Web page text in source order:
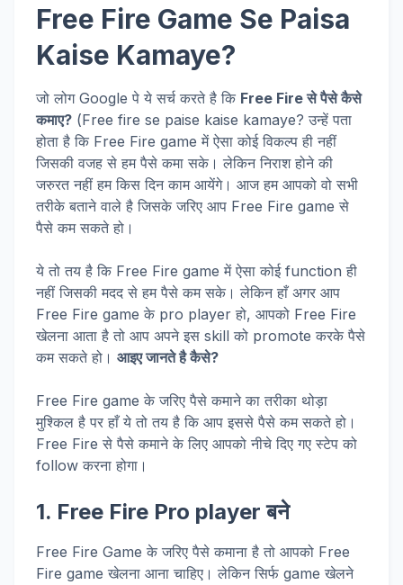
Free Fire Game Se Paisa
Kaise Kamaye?
जो लोग Google पे ये सर्च करते है कि Free Fire से पैसे कैसे
कमाए? (Free fire se paise kaise kamaye? उन्हें पता
होता है कि Free Fire game में ऐसा कोई विकल्प ही नहीं
जिसकी वजह से हम पैसे कमा सके। लेकिन निराश होने की
जरुरत नहीं हम किस दिन काम आयेंगे। आज हम आपको वो सभी
तरीके बताने वाले है जिसके जरिए आप Free Fire game से
पैसे कम सकते हो।
ये तो तय है कि Free Fire game में ऐसा कोई function ही
नहीं जिसकी मदद से हम पैसे कम सके। लेकिन हाँ अगर आप
Free Fire game के pro player हो, आपको Free Fire
खेलना आता है तो आप अपने इस skill को promote करके पैसे
कम सकते हो। आइए जानते है कैसे?
Free Fire game के जरिए पैसे कमाने का तरीका थोड़ा
मुश्किल है पर हाँ ये तो तय है कि आप इससे पैसे कम सकते हो।
Free Fire से पैसे कमाने के लिए आपको नीचे दिए गए स्टेप को
follow करना होगा।
1. Free Fire Pro playerबने
Free Fire Game के जरिए पैसे कमाना है तो आपको Free
Fire game खेलना आना चाहिए। लेकिन सिर्फ game खेलने